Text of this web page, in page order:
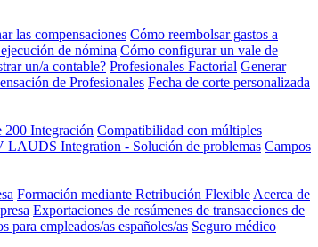
las compensaciones Cómo reembolsar gastos a
de nómina Cómo configurar un vale de
un/a contable? Profesionales Factorial Generar
de Profesionales Fecha de corte personalizada
200 Integración Compatibilidad con múltiples
LAUDS Integration - Solución de problemas Campos
Formación mediante Retribución Flexible Acerca de
Exportaciones de resúmenes de transacciones de
para empleados/as españoles/as Seguro médico